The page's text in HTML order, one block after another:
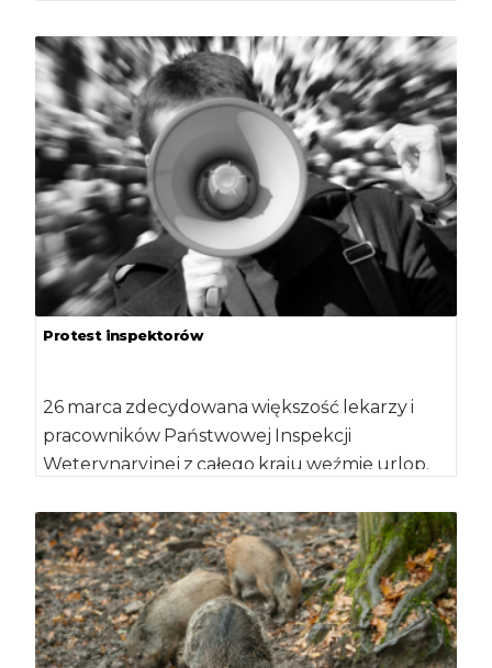
Protest inspektorów
26 marca zdecydowana większość lekarzy i
pracowników Państwowej Inspekcji
Weterynaryjnej z całego kraju weźmie urlop.